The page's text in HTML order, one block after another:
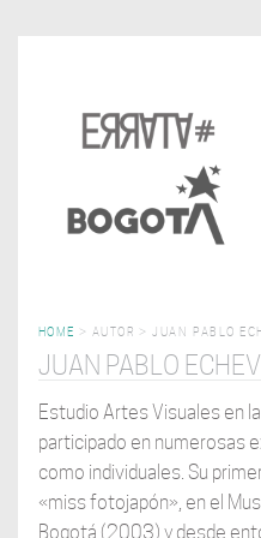
HOME > AUTOR >JUAN PABLO
JUAN PABLO
Estudio Artes Visuales en
participado en numerosas
como individuales. Su
«miss fotojapón», en el
Bogotá (2003) y desde